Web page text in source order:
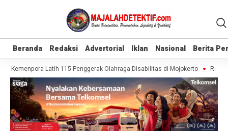
Beranda Redaksi Advertorial Iklan Nasional Berita
Beranda Redaksi Advertorial Iklan Nasional Berita
Kemenpora Latih 115 Penggerak Olahraga Disabilitas di Mojokerto